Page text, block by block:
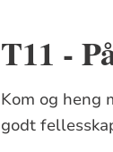
T11 -
Kom og heng
godt